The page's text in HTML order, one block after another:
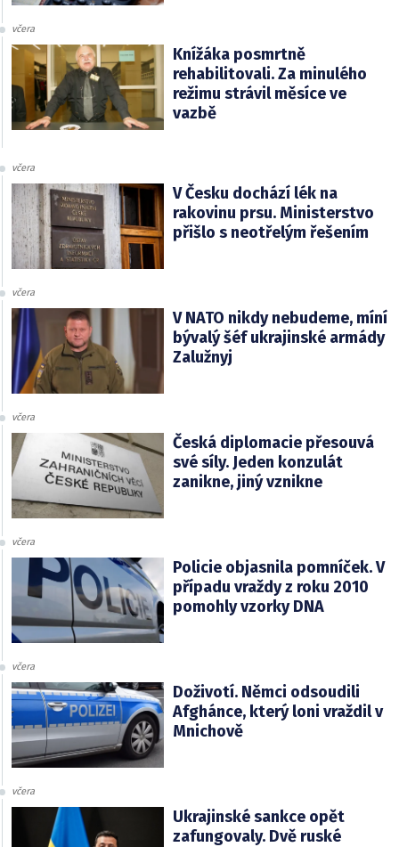
včera
Knížáka posmrtně
rehabilitovali. Za minulého
režimu strávil měsíce ve
vazbě
včera
V Česku dochází lék na
rakovinu prsu. Ministerstvo
přišlo s neotřelým řešením
včera
V NATO nikdy nebudeme, míní
bývalý šéf ukrajinské armády
Zalužnyj
včera
Česká diplomacie přesouvá
své síly. Jeden konzulát
zanikne, jiný vznikne
včera
Policie objasnila pomníček. V
případu vraždy z roku 2010
pomohly vzorky DNA
včera
Doživotí. Němci odsoudili
Afghánce, který loni vraždil v
Mnichově
včera
Ukrajinské sankce opět
zafungovaly. Dvě ruské